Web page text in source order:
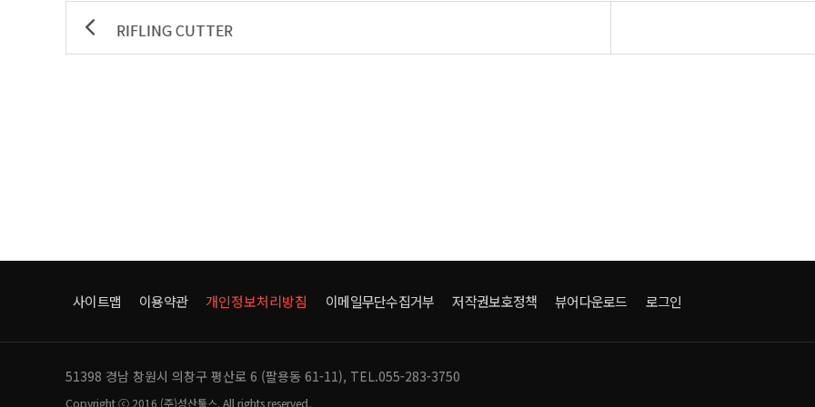
RIFLING CUTTER
사이트맵 이용약관 개인정보처리방침 이메일무단수집거부 저작권보호정책 뷰어다운로드 로그인
51398 경남 창원시 의창구 평산로 6 (팔용동 61-11), TEL.055-283-3750
Copyright ⓒ 2016 (주)성산툴스. All rights reserved.